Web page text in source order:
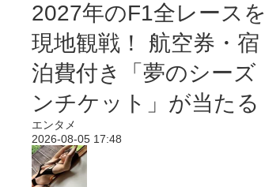
2027年のF1全レースを
現地観戦！ 航空券・宿
泊費付き「夢のシーズ
ンチケット」が当たる
エンタメ
2026-08-05 17:48